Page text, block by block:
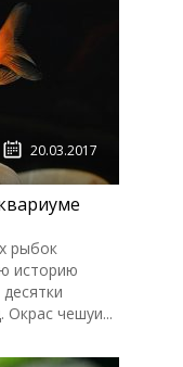
20.03.2017
рыбок
историю
Окрас чешуи...